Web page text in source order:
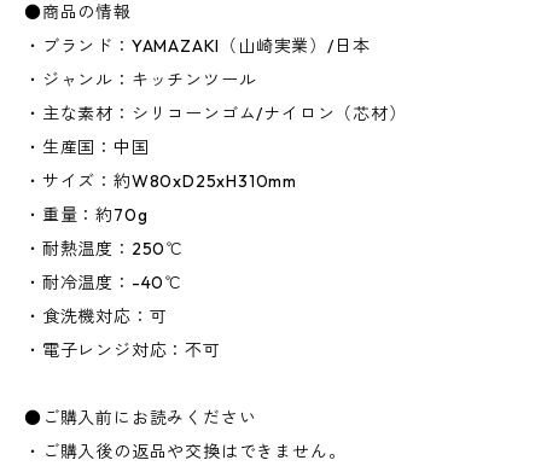
●商品の情報
・ブランド：YAMAZAKI（山崎実業）/日本
・ジャンル：キッチンツール
・主な素材：シリコーンゴム/ナイロン（芯材）
・生産国：中国
・サイズ：約W80xD25xH310mm
・重量：約70g
・耐熱温度：250℃
・耐冷温度：-40℃
・食洗機対応：可
・電子レンジ対応：不可
●ご購入前にお読みください
・ご購入後の返品や交換はできません。